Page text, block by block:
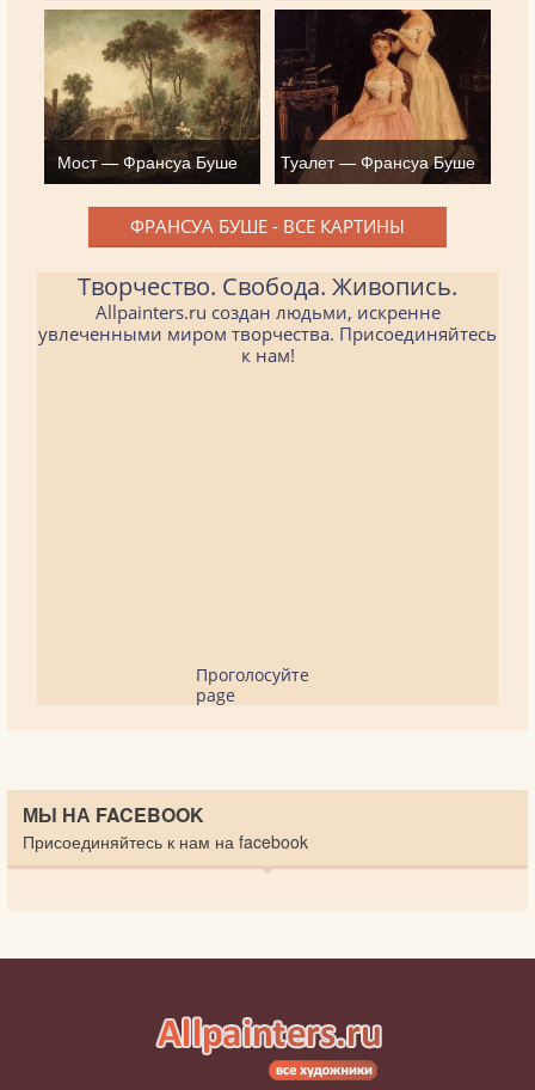
Мост — Франсуа Буше Туалет — Франсуа Буше
ФРАНСУА БУШЕ - ВСЕ КАРТИНЫ
Творчество. Свобода. Живопись.
Allpainters.ru создан людьми, искренне
увлеченными миром творчества. Присоединяйтесь
к нам!
Проголосуйте
page
МЫ НА FACEBOOK
Присоединяйтесь к нам на facebook